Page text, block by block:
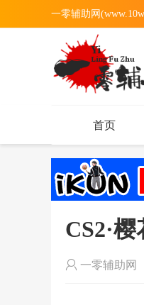
一零辅助网
首页
CS2·
一零辅助网